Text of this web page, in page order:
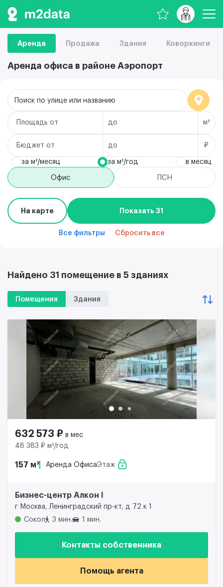
Аренда Продажа Здания Коворкинги
Аренда офиса в районе Аэропорт
Площадь м²
Бюджет ₽
за м²/месяц за м²/год в месяц
Офис ПСН
Поиск по улице или названию
На карте Показать 31
Все фильтры Сбросить все
Найдено 31 помещение в 5 зданиях
Помещения Здания
632 573 ₽ в мес
48 383 ₽ м²/год
157 м² Аренда ОфисаЭтаж
Бизнес-центр Алкон I
г Москва, Ленинградский пр-кт, д 72 к 1
Сокол
3 мин. 1 мин.
Контакты собственника
Помощь агента